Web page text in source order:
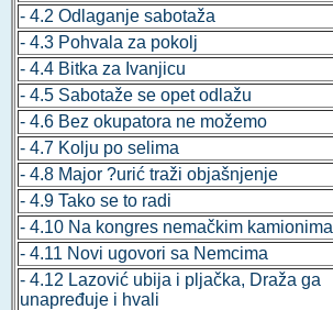
- 4.2 Odlaganje sabotaža
- 4.3 Pohvala za pokolj
- 4.4 Bitka za Ivanjicu
- 4.5 Sabotaže se opet odlažu
- 4.6 Bez okupatora ne možemo
- 4.7 Kolju po selima
- 4.8 Major ?urić traži objašnjenje
- 4.9 Tako se to radi
- 4.10 Na kongres nemačkim kamionima
- 4.11 Novi ugovori sa Nemcima
- 4.12 Lazović ubija i pljačka, Draža ga
unapređuje i hvali